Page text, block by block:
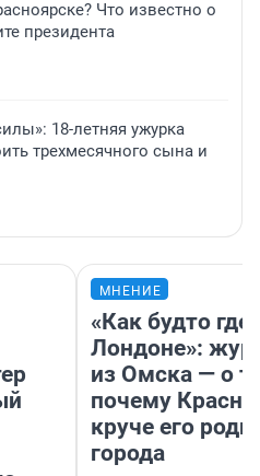
Что известно о
президента
18-летняя ужурка
трехмесячного сына и
МНЕНИЕ
«Как будто
Лондоне»:
из Омска — о
почему
круче его
города